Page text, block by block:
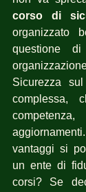
corso di
organizzato
questione
Sicurezza
complessa,
vantaggi si
un ente di
corsi? Se